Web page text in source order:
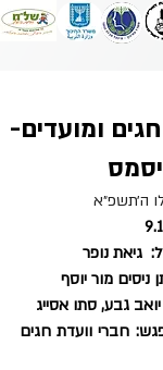
ומועדים-
ה׳תשפ״א
גיאת נופר
גבע, סתו אסייג